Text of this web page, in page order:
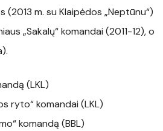
(2013 m. su Klaipėdos „Neptūnu“)
„Sakalų“ komandai (2011-12), o
(LKL)
ryto“ komandai (LKL)
komandą (BBL)